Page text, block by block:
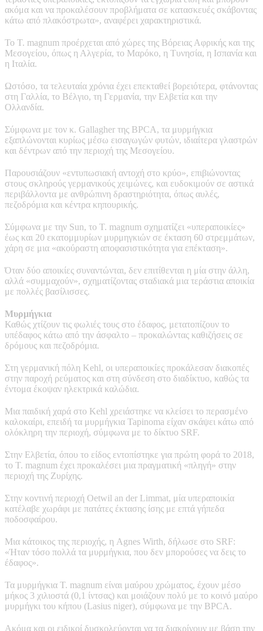
ακόμα και να προκαλέσουν προβλήματα σε κατασκευές σκάβοντας
κάτω από πλακόστρωτα», αναφέρει χαρακτηριστικά.
Το T. magnum προέρχεται από χώρες της Βόρειας Αφρικής και της
Μεσογείου, όπως η Αλγερία, το Μαρόκο, η Τυνησία, η Ισπανία και
η Ιταλία.
Ωστόσο, τα τελευταία χρόνια έχει επεκταθεί βορειότερα, φτάνοντας
στη Γαλλία, το Βέλγιο, τη Γερμανία, την Ελβετία και την
Ολλανδία.
Σύμφωνα με τον κ. Gallagher της BPCA, τα μυρμήγκια
εξαπλώνονται κυρίως μέσω εισαγωγών φυτών, ιδιαίτερα γλαστρών
και δέντρων από την περιοχή της Μεσογείου.
Παρουσιάζουν «εντυπωσιακή αντοχή στο κρύο», επιβιώνοντας
στους σκληρούς γερμανικούς χειμώνες, και ευδοκιμούν σε αστικά
περιβάλλοντα με ανθρώπινη δραστηριότητα, όπως αυλές,
πεζοδρόμια και κέντρα κηπουρικής.
Σύμφωνα με την Sun, το T. magnum σχηματίζει «υπεραποικίες»
έως και 20 εκατομμυρίων μυρμηγκιών σε έκταση 60 στρεμμάτων,
χάρη σε μια «ακούραστη αποφασιστικότητα για επέκταση».
Όταν δύο αποικίες συναντώνται, δεν επιτίθενται η μία στην άλλη,
αλλά «συμμαχούν», σχηματίζοντας σταδιακά μια τεράστια αποικία
με πολλές βασίλισσες.
Μυρμήγκια
Καθώς χτίζουν τις φωλιές τους στο έδαφος, μετατοπίζουν το
υπέδαφος κάτω από την άσφαλτο – προκαλώντας καθιζήσεις σε
δρόμους και πεζοδρόμια.
Στη γερμανική πόλη Kehl, οι υπεραποικίες προκάλεσαν διακοπές
στην παροχή ρεύματος και στη σύνδεση στο διαδίκτυο, καθώς τα
έντομα έκοψαν ηλεκτρικά καλώδια.
Μια παιδική χαρά στο Kehl χρειάστηκε να κλείσει το περασμένο
καλοκαίρι, επειδή τα μυρμήγκια Tapinoma είχαν σκάψει κάτω από
ολόκληρη την περιοχή, σύμφωνα με το δίκτυο SRF.
Στην Ελβετία, όπου το είδος εντοπίστηκε για πρώτη φορά το 2018,
το T. magnum έχει προκαλέσει μια πραγματική «πληγή» στην
περιοχή της Ζυρίχης.
Στην κοντινή περιοχή Oetwil an der Limmat, μία υπεραποικία
κατέλαβε χωράφι με πατάτες έκτασης ίσης με επτά γήπεδα
ποδοσφαίρου.
Μια κάτοικος της περιοχής, η Agnes Wirth, δήλωσε στο SRF:
«Ήταν τόσο πολλά τα μυρμήγκια, που δεν μπορούσες να δεις το
έδαφος».
Τα μυρμήγκια T. magnum είναι μαύρου χρώματος, έχουν μέσο
μήκος 3 χιλιοστά (0,1 ίντσας) και μοιάζουν πολύ με το κοινό μαύρο
μυρμήγκι του κήπου (Lasius niger), σύμφωνα με την BPCA.
Ακόμα και οι ειδικοί δυσκολεύονται να τα διακρίνουν με βάση την